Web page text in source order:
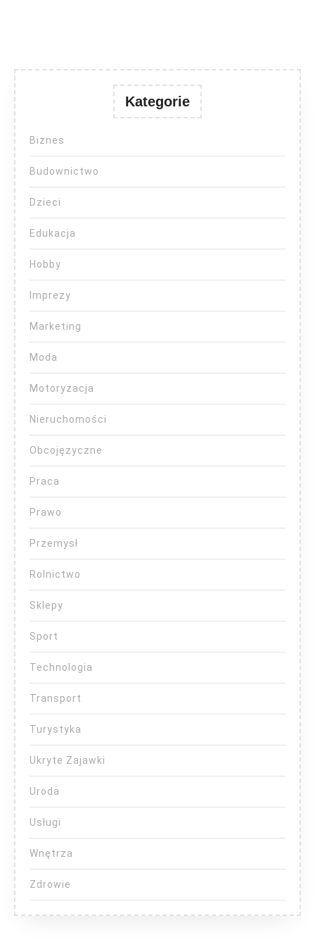
Kategorie
Biznes
Budownictwo
Dzieci
Edukacja
Hobby
Imprezy
Marketing
Moda
Motoryzacja
Nieruchomości
Obcojęzyczne
Praca
Prawo
Przemysł
Rolnictwo
Sklepy
Sport
Technologia
Transport
Turystyka
Ukryte Zajawki
Uroda
Usługi
Wnętrza
Zdrowie